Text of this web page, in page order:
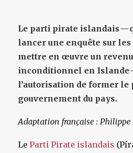
Le parti pirate islandais —
lancer une enquête sur les
mettre en œuvre un revenu
inconditionnel en Islande
l’autorisation de former le
gouvernement du pays.
Adaptation française : Philippe
Le Parti Pirate islandais